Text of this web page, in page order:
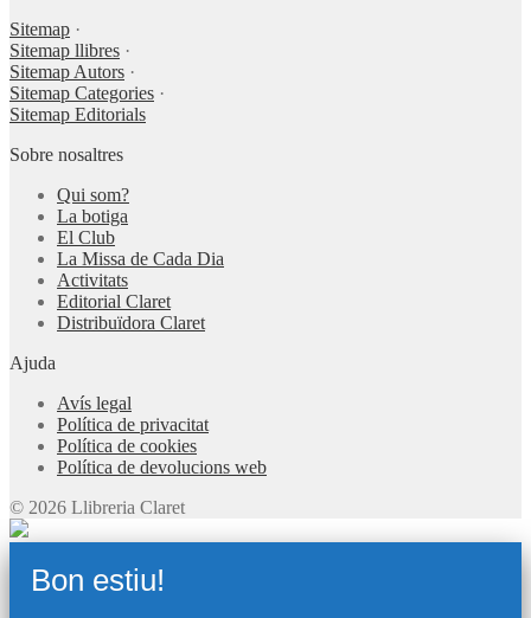
Sitemap ·
Sitemap llibres ·
Sitemap Autors ·
Sitemap Categories ·
Sitemap Editorials
Sobre nosaltres
Qui som?
La botiga
El Club
La Missa de Cada Dia
Activitats
Editorial Claret
Distribuïdora Claret
Ajuda
Avís legal
Política de privacitat
Política de cookies
Política de devolucions web
© 2026 Llibreria Claret
Bon estiu!